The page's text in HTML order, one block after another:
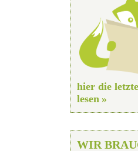
hier die
lesen
WIR